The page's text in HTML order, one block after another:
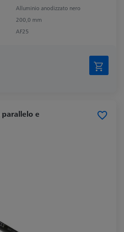
Alluminio anodizzato nero
200,0 mm
AF25
e